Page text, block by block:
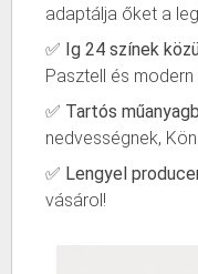
adaptálja őket a
✅ Ig 24 színek
Pasztell és
✅ Tartós
nedvességnek,
✅ Lengyel
vásárol!